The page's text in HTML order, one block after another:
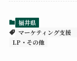
福井県
マーケティング支援
LP・その他